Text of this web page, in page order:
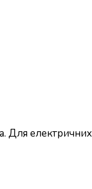
Для електричних